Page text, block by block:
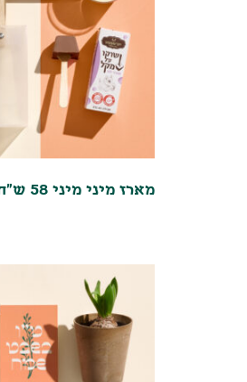
מארז מיני מיני 58 ש"ח + מע״מ